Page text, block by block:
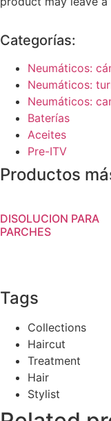
Categorías:
Neumáticos:
Neumáticos:
Neumáticos:
Baterías
Aceites
Pre-ITV
Productos
DISOLUCION PARA
PARCHES
Tags
Collections
Haircut
Treatment
Hair
Stylist